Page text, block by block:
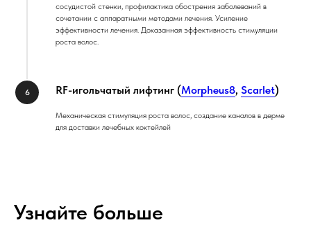
сосудистой стенки, профилактика обострения заболеваний в
сочетании с аппаратными методами лечения. Усиление
эффективности лечения. Доказанная эффективность стимуляции
роста волос.
RF-игольчатый лифтинг (Morpheus8, Scarlet)
Механическая стимуляция роста волос, создание каналов в дерме
для доставки лечебных коктейлей
Узнайте больше